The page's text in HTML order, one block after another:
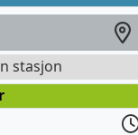
stasjon